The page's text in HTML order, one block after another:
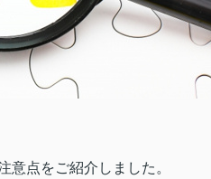
意点をご紹介しました。